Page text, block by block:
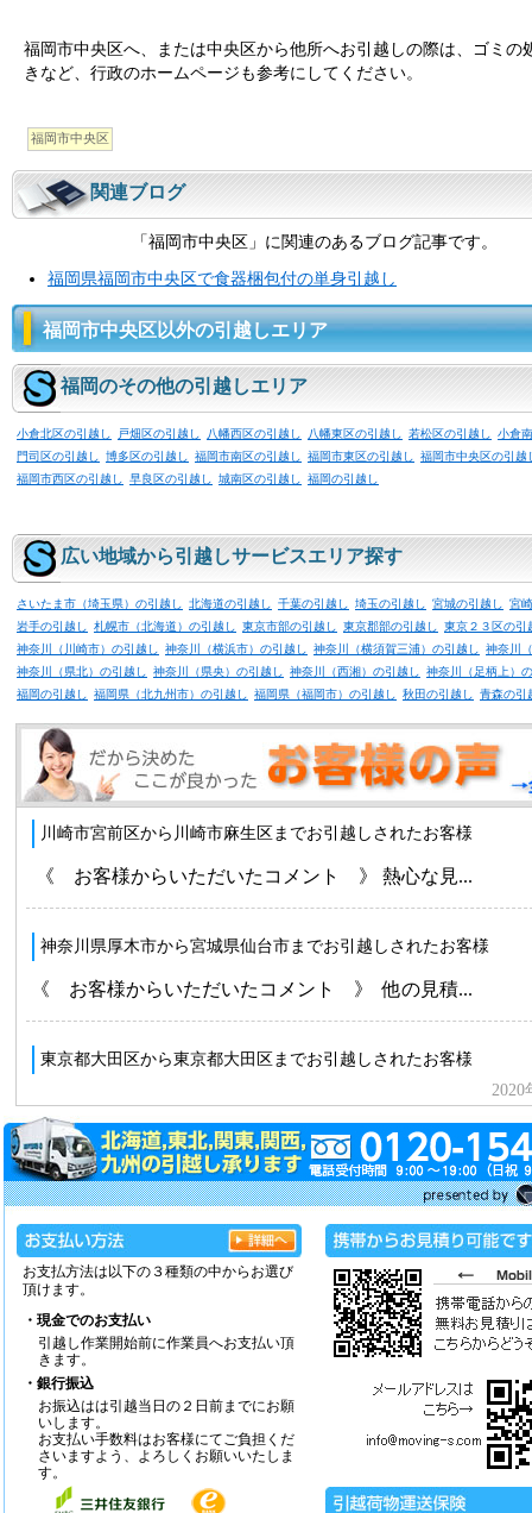
福岡市中央区へ、または中央区から他所へお引越しの際は、ゴミの
きなど、行政のホームページも参考にしてください。
福岡市中央区
関連ブログ
「福岡市中央区」に関連のあるブログ記事です。
福岡県福岡市中央区で食器梱包付の単身引越し
福岡市中央区以外の引越しエリア
福岡のその他の引越しエリア
小倉北区の引越し 戸畑区の引越し 八幡西区の引越し 八幡東区の引越し 若松区の引越し
小倉
門司区の引越し
博多区の引越し 福岡市南区の引越し 福岡市東区の引越し
福岡市中央区の引越
福岡市西区の引越し
早良区の引越し 城南区の引越し 福岡の引越し
広い地域から引越しサービスエリア探す
さいたま市（埼玉県）の引越し 北海道の引越し 千葉の引越し 埼玉の引越し 宮城の引越し
宮
岩手の引越し
札幌市（北海道）の引越し 東京市部の引越し 東京郡部の引越し
東京２３区の引
神奈川（川崎市）の引越し
神奈川（横浜市）の引越し 神奈川（横須賀三浦）の引越し
神奈川
神奈川（県北）の引越し
神奈川（県央）の引越し 神奈川（西湘）の引越し
神奈川（足柄上）
福岡の引越し
福岡県（北九州市）の引越し 福岡県（福岡市）の引越し 秋田の引越し 青森の引
お支払方法は以下の３種類の中からお選び
頂けます。
・現金でのお支払い
引越し作業開始前に作業員へお支払い頂
きます。
・銀行振込
お振込はは引越当日の２日前までにお願
いします。
お支払い手数料はお客様にてご負担くだ
さいますよう、よろしくお願いいたしま
す。